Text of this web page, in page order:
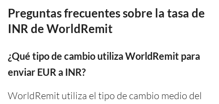
Preguntas frecuentes sobre la tasa de
INR de WorldRemit
¿Qué tipo de cambio utiliza WorldRemit para
enviar EUR a INR?
WorldRemit utiliza el tipo de cambio medio del